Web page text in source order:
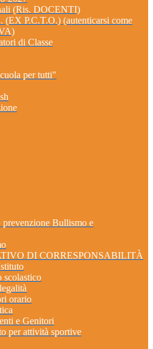
(Ris. DOCENTI)
(EX P.C.T.O.) (autenticarsi come
di Classe
per tutti"
Bullismo e
DI CORRESPONSABILITÀ
scolastico
orario
e Genitori
per attività sportive